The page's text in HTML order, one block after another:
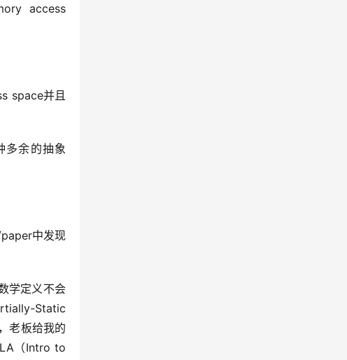
access
space并且
多余的抽象
中发现
学定义不会
Static
老板给我的
（Intro to